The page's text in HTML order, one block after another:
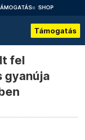
SHOP
Támogatás
fel
gyanúja